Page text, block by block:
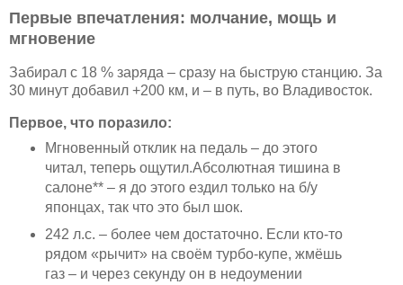
Первые впечатления: молчание, мощь и
мгновение
Забирал с 18 % заряда – сразу на быструю станцию. За
30 минут добавил +200 км, и – в путь, во Владивосток.
Первое, что поразило:
Мгновенный отклик на педаль – до этого
читал, теперь ощутил.Абсолютная тишина в
салоне** – я до этого ездил только на б/у
японцах, так что это был шок.
242 л.с. – более чем достаточно. Если кто-то
рядом «рычит» на своём турбо-купе, жмёшь
газ – и через секунду он в недоумении